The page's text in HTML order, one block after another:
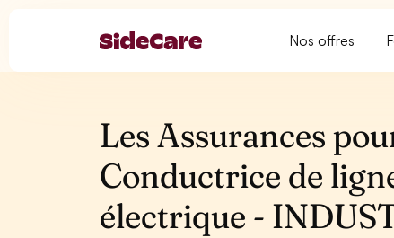
Nos offres
Les Assurances
Conductrice de
électrique -